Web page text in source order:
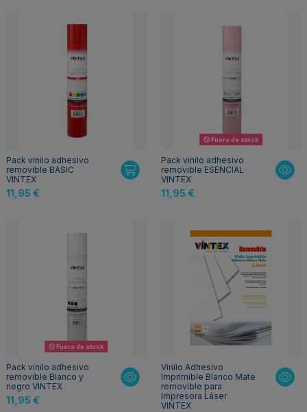
Pack vinilo adhesivo
removible BASIC
VINTEX
11,95 €
Fuera de stock
Pack vinilo adhesivo
removible ESENCIAL
VINTEX
11,95 €
Fuera de stock
Pack vinilo adhesivo
removible Blanco y
negro VINTEX
11,95 €
Vinilo Adhesivo
Imprimible Blanco Mate
removible para
Impresora Láser
VINTEX